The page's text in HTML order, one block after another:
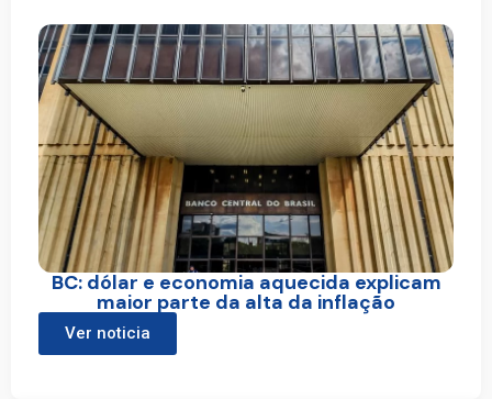
BC: dólar e economia aquecida explicam
maior parte da alta da inflação
Ver noticia